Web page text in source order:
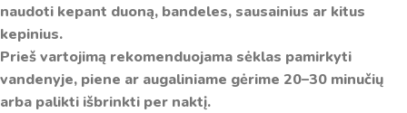
naudoti kepant duoną, bandeles, sausainius ar kitus
kepinius.
Prieš vartojimą rekomenduojama sėklas pamirkyti
vandenyje, piene ar augaliniame gėrime 20–30 minučių
arba palikti išbrinkti per naktį.